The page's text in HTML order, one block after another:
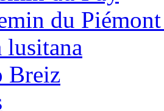
du
lusitana
Breiz